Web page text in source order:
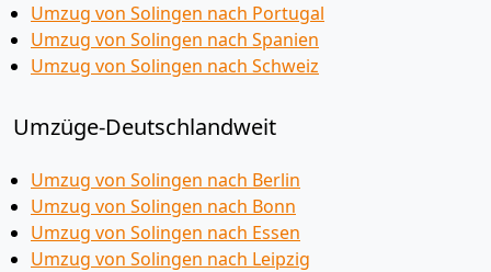
Umzug von Solingen nach Portugal
Umzug von Solingen nach Spanien
Umzug von Solingen nach Schweiz
Umzüge-Deutschlandweit
Umzug von Solingen nach Berlin
Umzug von Solingen nach Bonn
Umzug von Solingen nach Essen
Umzug von Solingen nach Leipzig